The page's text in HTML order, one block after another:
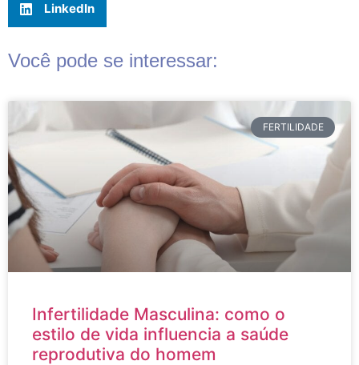
LinkedIn
Você pode se interessar:
FERTILIDADE
Infertilidade Masculina: como o
estilo de vida influencia a saúde
reprodutiva do homem